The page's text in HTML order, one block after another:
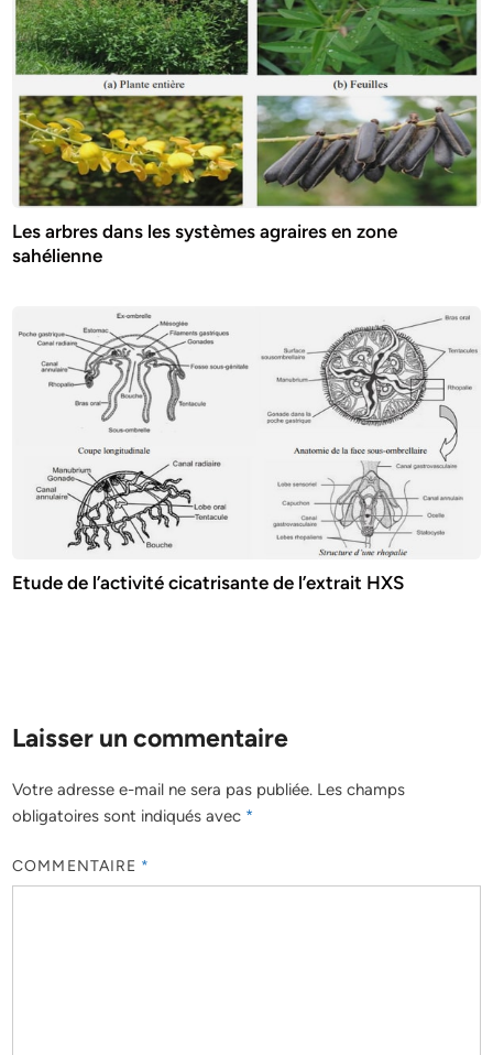
Les arbres dans les systèmes agraires en zone
sahélienne
Etude de l’activité cicatrisante de l’extrait HXS
Laisser un commentaire
Votre adresse e-mail ne sera pas publiée. Les champs
obligatoires sont indiqués avec *
COMMENTAIRE *